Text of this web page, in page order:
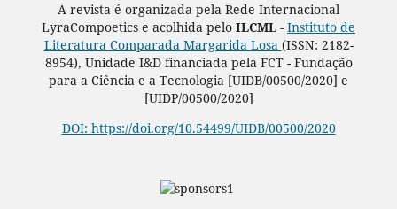
A revista é organizada pela Rede Internacional
LyraCompoetics e acolhida pelo ILCML - Instituto de
Literatura Comparada Margarida Losa (ISSN: 2182-
8954), Unidade I&D financiada pela FCT - Fundação
para a Ciência e a Tecnologia [UIDB/00500/2020] e
[UIDP/00500/2020]
DOI: https://doi.org/10.54499/UIDB/00500/2020